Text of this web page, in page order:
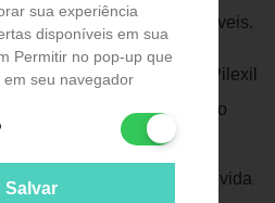
sua experiência
disponíveis em sua
Permitir no pop-up que
seu navegador
Salvar
de fios mais fortes e saudáveis.
saudável e brilhante, Pilexil
Serenoa Serrulata e Zinco
vitamina B5), Piridoxina
uma combinação desenvolvida